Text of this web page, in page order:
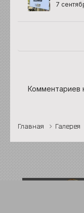
7
Комментариев
Главная Галерея